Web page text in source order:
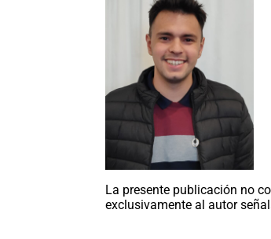
La presente publicación no
exclusivamente al autor